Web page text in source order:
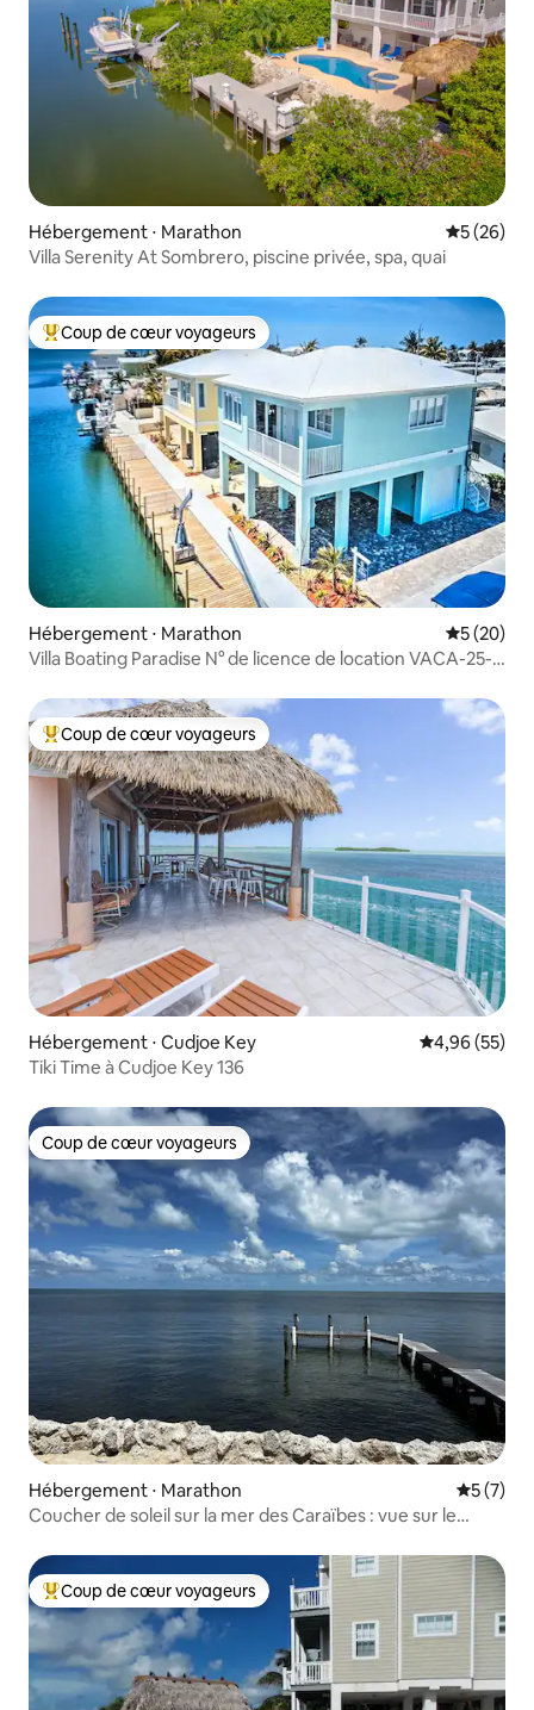
Hébergement ⋅ Marathon
5 (26)
Villa Serenity At Sombrero, piscine privée, spa, quai
Coups de cœur voyageurs les plus appréciés
Coup de cœur voyageurs
Hébergement ⋅ Marathon
5 (20)
Villa Boating Paradise N° de licence de location VACA-25-
Coups de cœur voyageurs les plus appréciés
Coup de cœur voyageurs
Hébergement ⋅ Cudjoe Key Évaluation
4,96 (55)
Tiki Time à Cudjoe Key 136
Coup de cœur voyageurs
Coup de cœur voyageurs
Hébergement ⋅ Marathon
5 (7)
Coucher de soleil sur la mer des Caraïbes : vue sur le
Coups de cœur voyageurs les plus appréciés
Coup de cœur voyageurs